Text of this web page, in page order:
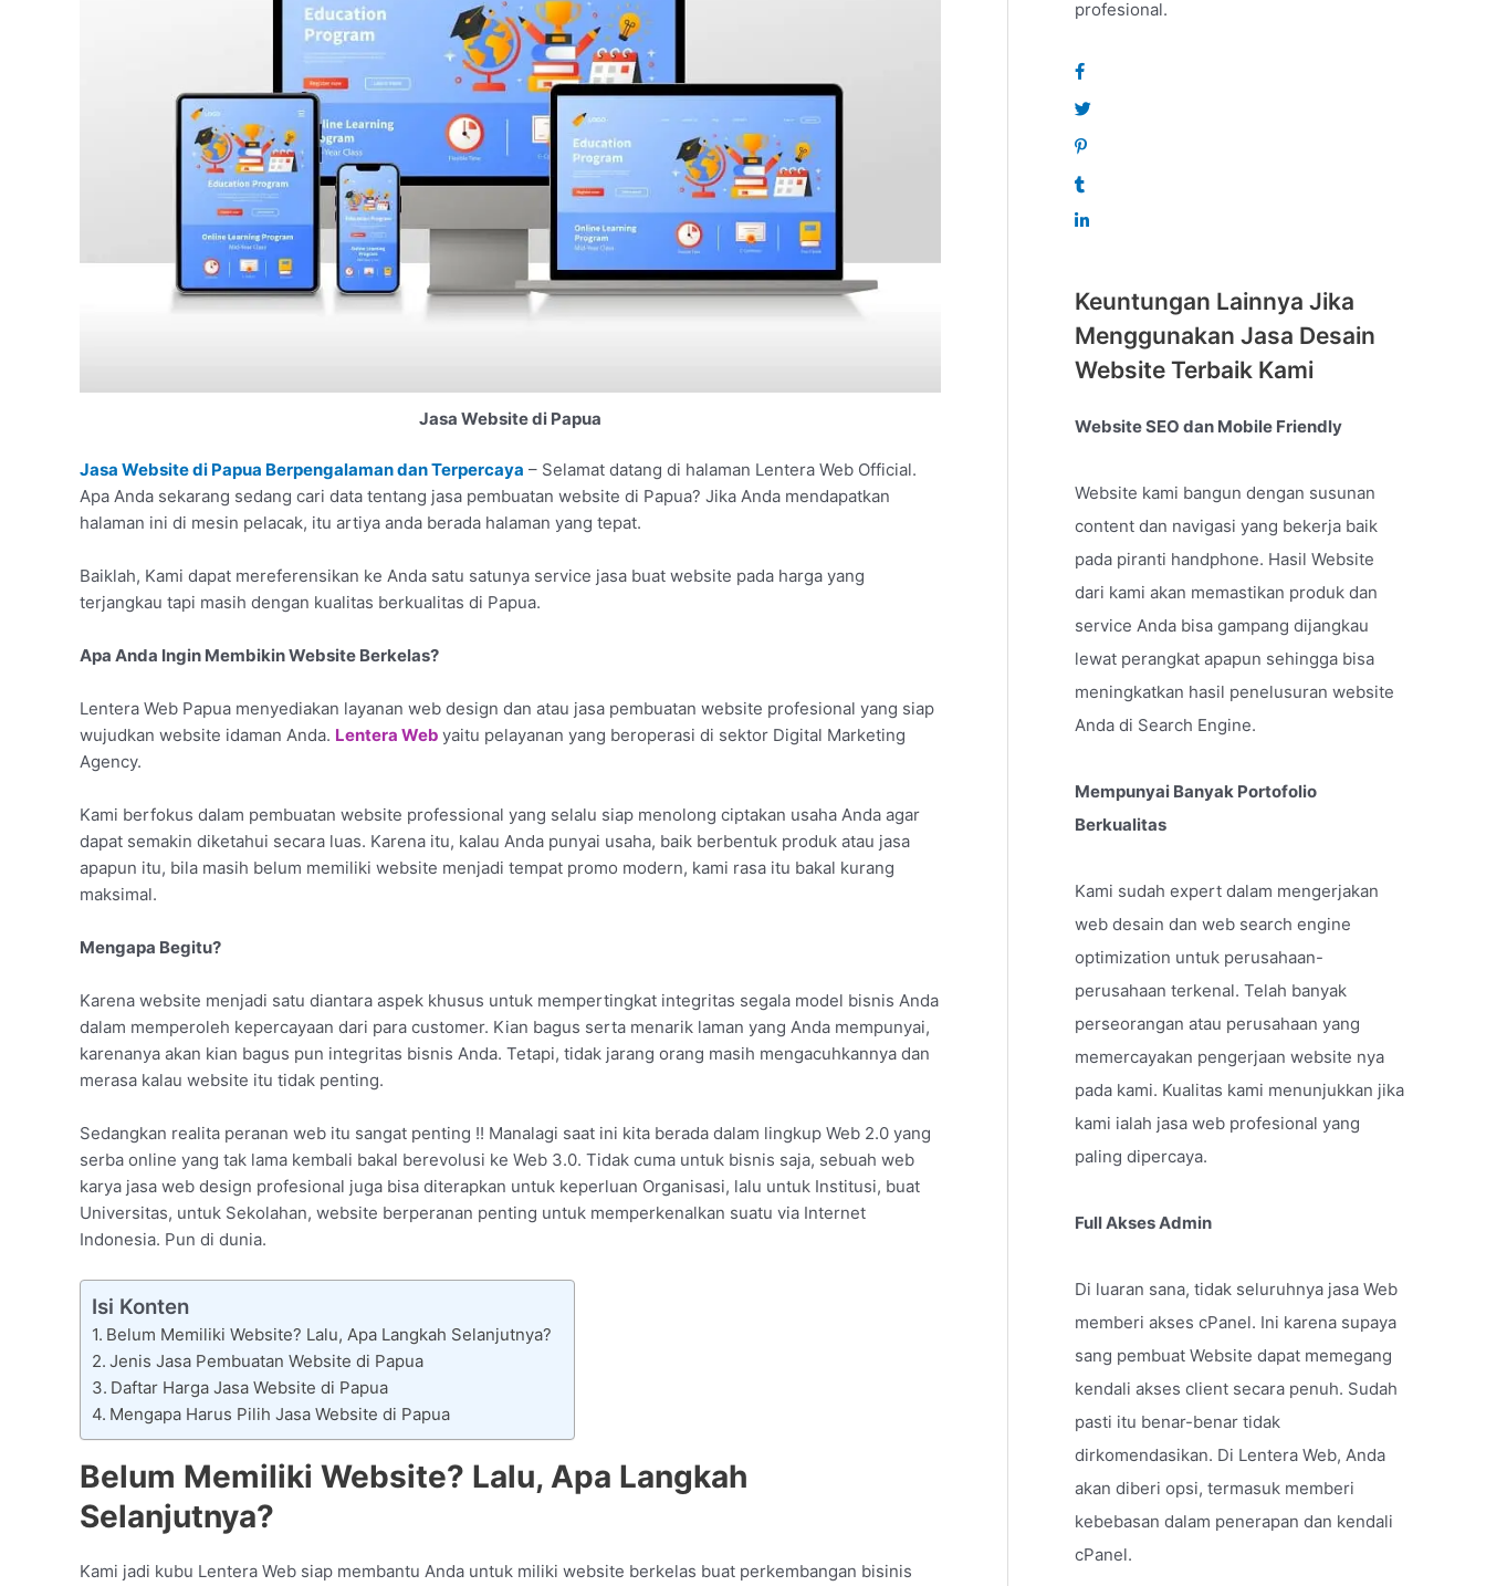
Jasa Website di Papua
Jasa Website di Papua Berpengalaman dan Terpercaya – Selamat datang di halaman Lentera Web Official.
Apa Anda sekarang sedang cari data tentang jasa pembuatan website di Papua? Jika Anda mendapatkan
halaman ini di mesin pelacak, itu artiya anda berada halaman yang tepat.
Baiklah, Kami dapat mereferensikan ke Anda satu satunya service jasa buat website pada harga yang
terjangkau tapi masih dengan kualitas berkualitas di Papua.
Apa Anda Ingin Membikin Website Berkelas?
Lentera Web Papua menyediakan layanan web design dan atau jasa pembuatan website profesional yang siap
wujudkan website idaman Anda. Lentera Web yaitu pelayanan yang beroperasi di sektor Digital Marketing
Agency.
Kami berfokus dalam pembuatan website professional yang selalu siap menolong ciptakan usaha Anda agar
dapat semakin diketahui secara luas. Karena itu, kalau Anda punyai usaha, baik berbentuk produk atau jasa
apapun itu, bila masih belum memiliki website menjadi tempat promo modern, kami rasa itu bakal kurang
maksimal.
Mengapa Begitu?
Karena website menjadi satu diantara aspek khusus untuk mempertingkat integritas segala model bisnis Anda
dalam memperoleh kepercayaan dari para customer. Kian bagus serta menarik laman yang Anda mempunyai,
karenanya akan kian bagus pun integritas bisnis Anda. Tetapi, tidak jarang orang masih mengacuhkannya dan
merasa kalau website itu tidak penting.
Sedangkan realita peranan web itu sangat penting !! Manalagi saat ini kita berada dalam lingkup Web 2.0 yang
serba online yang tak lama kembali bakal berevolusi ke Web 3.0. Tidak cuma untuk bisnis saja, sebuah web
karya jasa web design profesional juga bisa diterapkan untuk keperluan Organisasi, lalu untuk Institusi, buat
Universitas, untuk Sekolahan, website berperanan penting untuk memperkenalkan suatu via Internet
Indonesia. Pun di dunia.
Isi Konten
Belum Memiliki Website? Lalu, Apa Langkah Selanjutnya?
Jenis Jasa Pembuatan Website di Papua
Daftar Harga Jasa Website di Papua
Mengapa Harus Pilih Jasa Website di Papua
Belum Memiliki Website? Lalu, Apa Langkah
Selanjutnya?
Kami jadi kubu Lentera Web siap membantu Anda untuk miliki website berkelas buat perkembangan bisinis
profesional.
Keuntungan Lainnya Jika
Menggunakan Jasa Desain
Website Terbaik Kami
Website SEO dan Mobile Friendly
Website kami bangun dengan susunan
content dan navigasi yang bekerja baik
pada piranti handphone. Hasil Website
dari kami akan memastikan produk dan
service Anda bisa gampang dijangkau
lewat perangkat apapun sehingga bisa
meningkatkan hasil penelusuran website
Anda di Search Engine.
Mempunyai Banyak Portofolio
Berkualitas
Kami sudah expert dalam mengerjakan
web desain dan web search engine
optimization untuk perusahaan-
perusahaan terkenal. Telah banyak
perseorangan atau perusahaan yang
memercayakan pengerjaan website nya
pada kami. Kualitas kami menunjukkan jika
kami ialah jasa web profesional yang
paling dipercaya.
Full Akses Admin
Di luaran sana, tidak seluruhnya jasa Web
memberi akses cPanel. Ini karena supaya
sang pembuat Website dapat memegang
kendali akses client secara penuh. Sudah
pasti itu benar-benar tidak
dirkomendasikan. Di Lentera Web, Anda
akan diberi opsi, termasuk memberi
kebebasan dalam penerapan dan kendali
cPanel.